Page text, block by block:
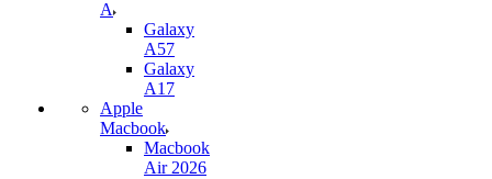
A
Galaxy
A57
Galaxy
A17
Apple
Macbook
Macbook
Air 2026